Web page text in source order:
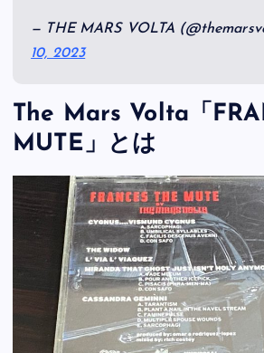
— THE MARS VOLTA
10, 2023
The Mars Volta「
MUTE」とは